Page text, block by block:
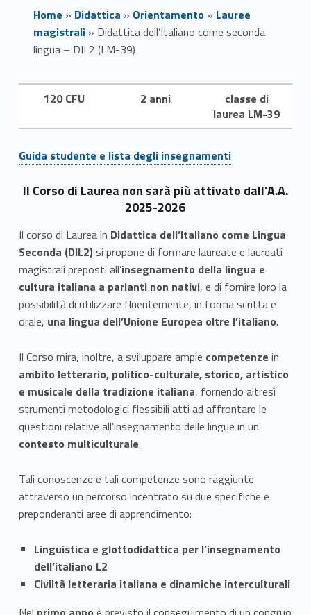
Home » Didattica » Orientamento» Lauree
magistrali» Didattica dell’Italiano come seconda
lingua – DIL2 (LM-39)
i
d
a
t
i
c
a
d
e
l
l
’
I
t
a
i
120 CFU 2 anni
classe di
laurea LM-39
Link identifier #identifier__66719-1
Guida studente e lista degli insegnamenti
Il Corso di Laurea non sarà più attivato dall’A.A.
2025-2026
Il corso di Laurea in Didattica dell’Italiano come Lingua
Seconda (DIL2)si propone di formare laureate e laureati
magistrali preposti all’insegnamento della lingua e
cultura italiana a parlanti non nativi, e di fornire loro la
possibilità di utilizzare fluentemente, in forma scritta e
orale, una lingua dell’Unione Europea oltre l’italiano.
Il Corso mira, inoltre, a sviluppare ampie competenze in
ambito letterario, politico-culturale, storico, artistico
e musicale della tradizione italiana, fornendo altresì
strumenti metodologici flessibili atti ad affrontare le
questioni relative all’insegnamento delle lingue in un
contesto multiculturale.
Tali conoscenze e tali competenze sono raggiunte
attraverso un percorso incentrato su due specifiche e
preponderanti aree di apprendimento:
Linguistica e glottodidattica per l’insegnamento
dell’italiano L2
Civiltà letteraria italiana e dinamiche interculturali